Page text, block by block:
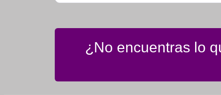
¿No encuentras lo